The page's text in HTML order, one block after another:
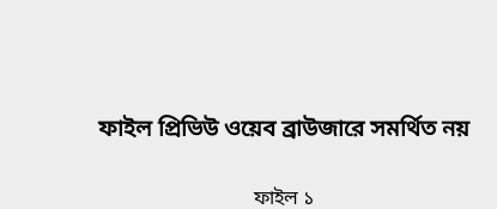
ফাইল প্রিভিউ ওয়েব ব্রাউজারে সমর্থিত নয়
ফাইল ১